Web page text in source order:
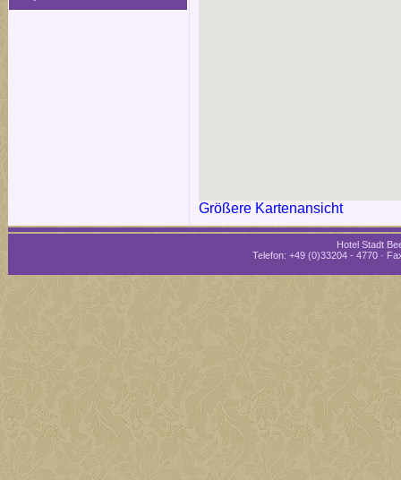
Größere Kartenansicht
Hotel Stadt
Telefon: +49 (0)33204 - 4770 ·